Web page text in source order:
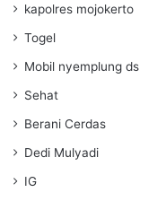
kapolres mojokerto
Togel
Mobil nyemplung ds
Sehat
Berani Cerdas
Dedi Mulyadi
IG